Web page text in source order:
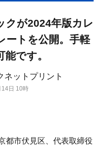
ネットプリント
日 10時
クが2024年版カレ
ートを公開。手軽
です。
都市伏見区、代表取締役